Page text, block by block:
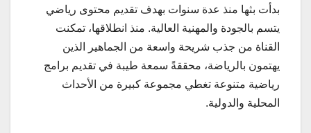
بدأت بثها منذ عدة سنوات بهدف تقديم محتوى رياضي
يتسم بالجودة والمهنية العالية. منذ انطلاقها، تمكنت
القناة من جذب شريحة واسعة من الجماهير الذين
يهتمون بالرياضة، محققةً سمعة طيبة في تقديم برامج
رياضية متنوعة تغطي مجموعة كبيرة من الأحداث
المحلية والدولية.